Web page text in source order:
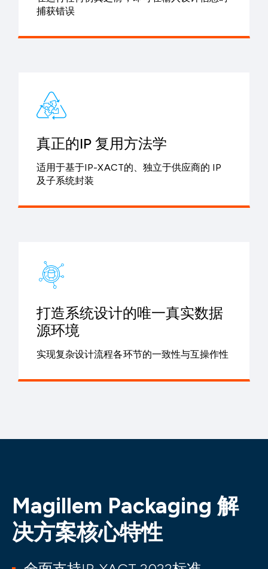
捕获错误
真正的IP 复用方法学
适用于基于IP-XACT的、独立于供应商的 IP
及子系统封装
打造系统设计的唯一真实数据
源环境
实现复杂设计流程各环节的一致性与互操作性
Magillem Packaging 解
决方案核心特性